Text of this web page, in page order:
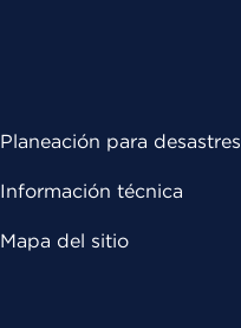
Planeación para desastres
Información técnica
Mapa del sitio